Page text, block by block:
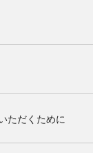
ただくために